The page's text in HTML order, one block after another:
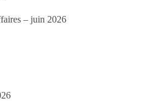
– juin 2026